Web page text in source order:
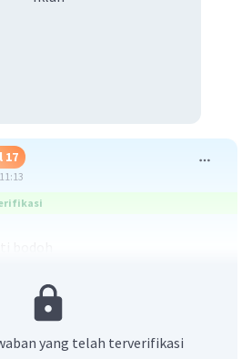
17
Level 89
yang telah terverifikasi